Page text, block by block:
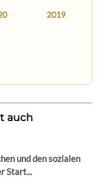
2019
auch
und den sozialen
Start...